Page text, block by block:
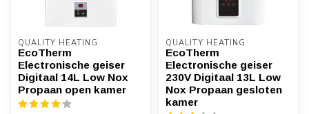
QUALITY HEATING
EcoTherm
Electronische geiser
Digitaal 14L Low Nox
Propaan open kamer
QUALITY HEATING
EcoTherm
Electronische geiser
230V Digitaal 13L Low
Nox Propaan gesloten
kamer